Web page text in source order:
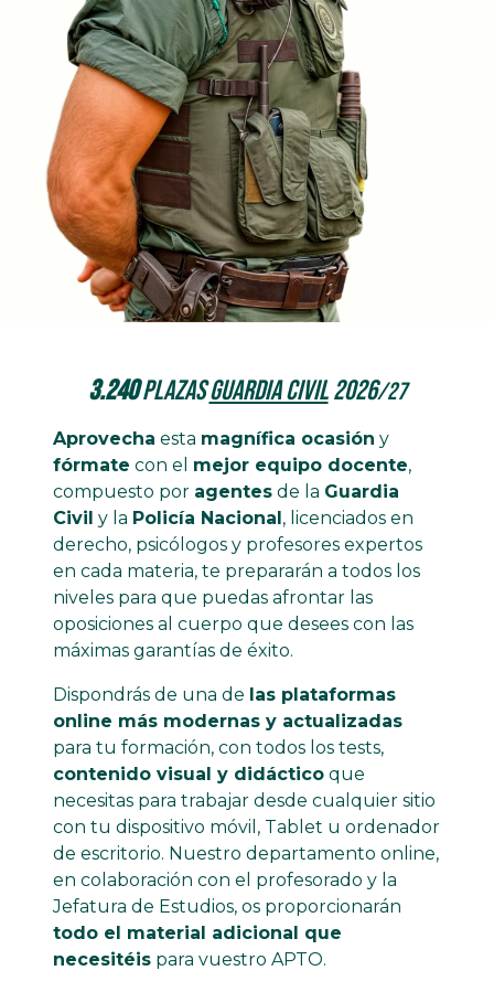
3.240plazasGuardia Civil2026/27
Aprovecha esta magnífica ocasión y
fórmate con el mejor equipo docente,
compuesto por agentes de la Guardia
Civil y la Policía Nacional , licenciados en
derecho, psicólogos y profesores expertos
en cada materia, te prepararán a todos los
niveles para que puedas afrontar las
oposiciones al cuerpo que desees con las
máximas garantías de éxito.
Dispondrás de una de las plataformas
online más modernas y actualizadas
para tu formación, con todos los tests,
contenido visual y didáctico que
necesitas para trabajar desde cualquier sitio
con tu dispositivo móvil, Tablet u ordenador
de escritorio. Nuestro departamento online,
en colaboración con el profesorado y la
Jefatura de Estudios, os proporcionarán
todo el material adicional que
necesitéis para vuestro APTO.